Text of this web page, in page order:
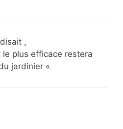
,
plus efficace restera
jardinier «